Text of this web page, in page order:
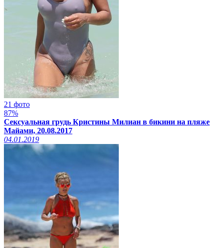
21 фото
87%
Сексуальная грудь Кристины Милиан в бикини на пляже
Майами, 20.08.2017
04.01.2019